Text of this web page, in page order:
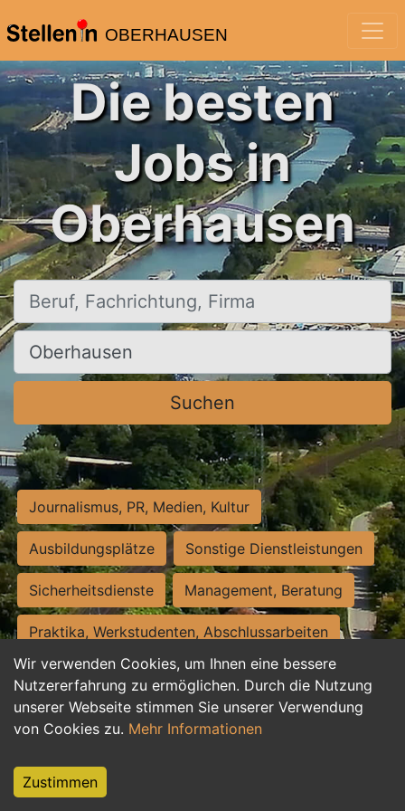
OBERHAUSEN
Wir verwenden Cookies, um Ihnen eine bessere
Nutzererfahrung zu ermöglichen. Durch die Nutzung
unserer Webseite stimmen Sie unserer Verwendung
von Cookies zu. Mehr Informationen
Zustimmen
Die besten
Jobs in
Oberhausen
Beruf, Fachrichtung, Firma
Ort, Stadt
Suchen
Journalismus, PR, Medien, Kultur
Ausbildungsplätze Sonstige Dienstleistungen
Sicherheitsdienste Management, Beratung
Praktika, Werkstudenten, Abschlussarbeiten
Personalwesen Assistenz, Sekretariat
Hilfskräfte, Aushilfs- und Nebenjobs
Weiterbildung, Studium, duale Ausbildung